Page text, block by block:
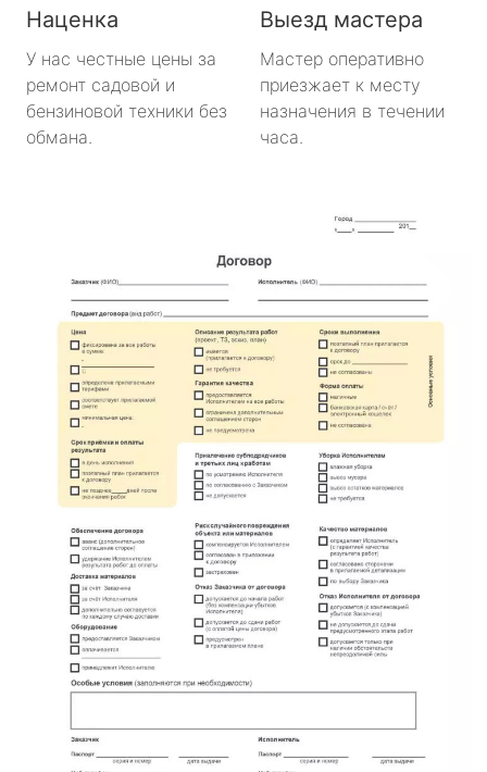
Наценка
У нас честные цены за
ремонт садовой и
бензиновой техники без
обмана.
Выезд мастера
Мастер оперативно
приезжает к месту
назначения в течении
часа.